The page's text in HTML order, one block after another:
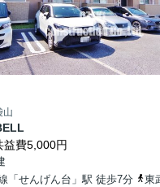
山
益費5,000円
「せんげん台」駅 徒歩7分
東武